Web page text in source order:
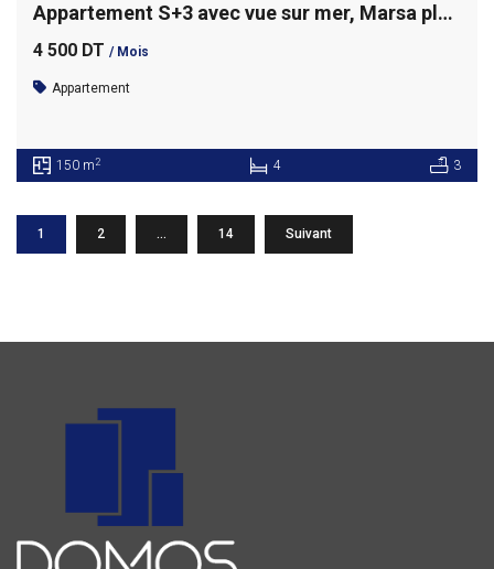
Appartement S+3 avec vue sur mer, Marsa plage
4 500 DT / Mois
Appartement
150 m2 4 3
1 2 … 14 Suivant